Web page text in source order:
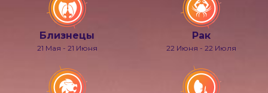
Близнецы
21 Мая - 21 Июня
Рак
22 Июня - 22 Июля